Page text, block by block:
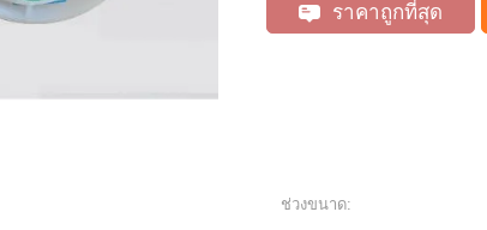
ราคาถูกที่สุด
ช่วงขนาด: